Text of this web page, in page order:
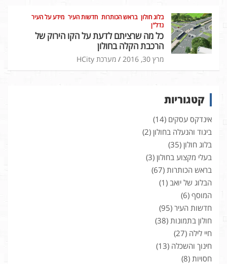
בלוג חולון בראש הכותרות חדשות העיר מידע על העיר
נדל"ן
כל מה שרציתם לדעת על הקו הירוק של
הרכבת הקלה בחולון
מרץ 30, 2016 מערכת HCity
קטגוריות
אינדקס עסקים (14)
ביגוד והנעלה בחולון (2)
בלוג חולון (35)
בעלי מקצוע בחולון (3)
בראש הכותרות (67)
הבלוג של יואב (1)
המוסף (6)
חדשות העיר (95)
חולון בתמונות (38)
חיי לילה (27)
חינוך והשכלה (13)
חסויות (8)